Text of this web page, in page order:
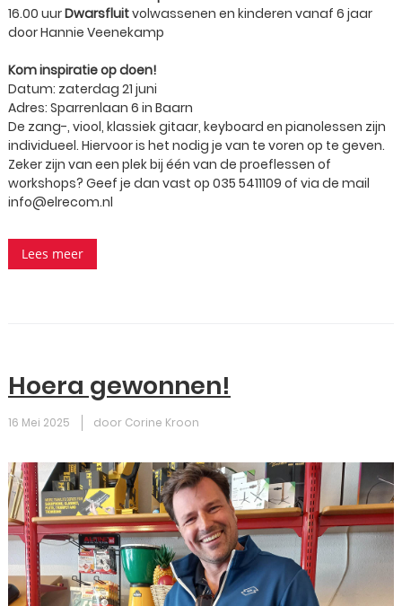
16.00 uurDwarsfluitvolwassenen en kinderen vanaf 6 jaar
door Hannie Veenekamp
Kom inspiratie op doen!
Datum: zaterdag 21 juni
Adres: Sparrenlaan 6 in Baarn
De zang-, viool, klassiek gitaar, keyboard en pianolessen zijn
individueel. Hiervoor is het nodig je van te voren op te geven.
Zeker zijn van een plek bij één van de proeflessen of
workshops? Geef je dan vast op 035 5411109 of via de mail
info@elrecom.nl
Lees meer
Hoera gewonnen!
16 Mei 2025 door Corine Kroon